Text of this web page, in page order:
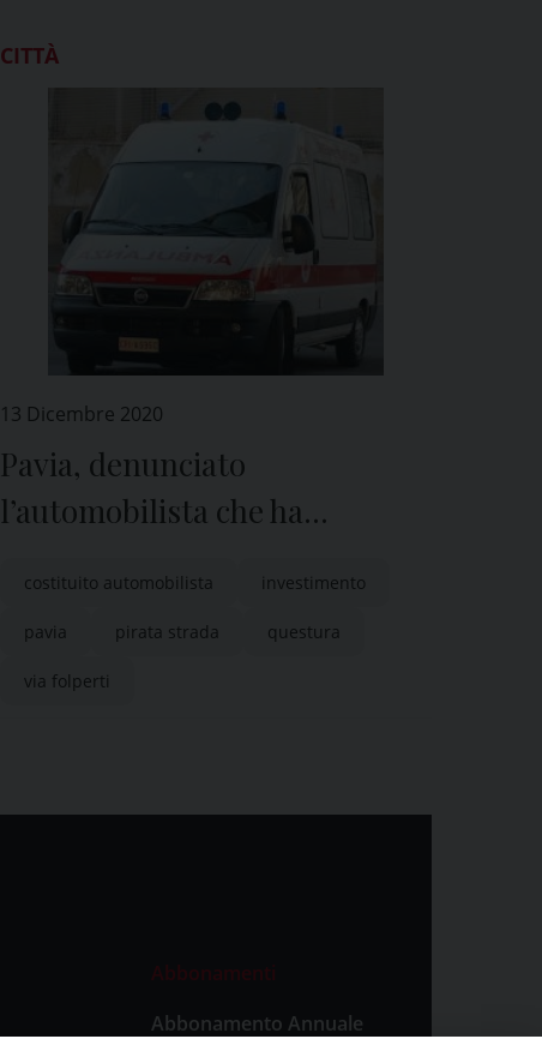
CITTÀ
13 Dicembre 2020
Pavia, denunciato
l’automobilista che ha
costituito automobilista investimento
pavia pirata strada questura
via folperti
Abbonamenti
Abbonamento Annuale